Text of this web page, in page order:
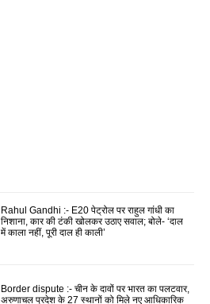
Rahul Gandhi :- E20 पेट्रोल पर राहुल गांधी का
निशाना, कार की टंकी खोलकर उठाए सवाल; बोले- ‘दाल
में काला नहीं, पूरी दाल ही काली’
Border dispute :- चीन के दावों पर भारत का पलटवार,
अरुणाचल प्रदेश के 27 स्थानों को मिले नए आधिकारिक